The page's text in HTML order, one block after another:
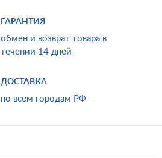
ГАРАНТИЯ
обмен и возврат товара в
течении 14 дней
ДОСТАВКА
по всем городам РФ